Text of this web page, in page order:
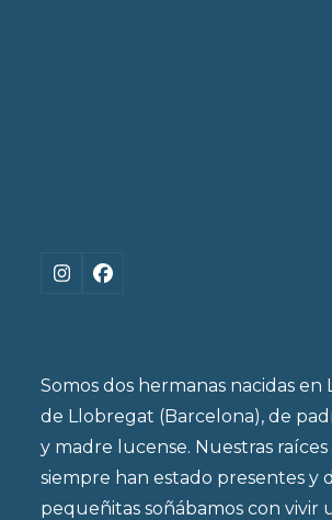
Instagram
Facebook
Somos dos hermanas nacidas en
de Llobregat (Barcelona), de
y madre lucense. Nuestras
siempre han estado presentes y
pequeñitas soñábamos con vivir